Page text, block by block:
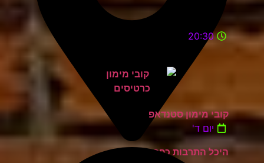
היכל התרבות כפר סבא
20:30
קובי מימון סטנדאפ
יום ד'